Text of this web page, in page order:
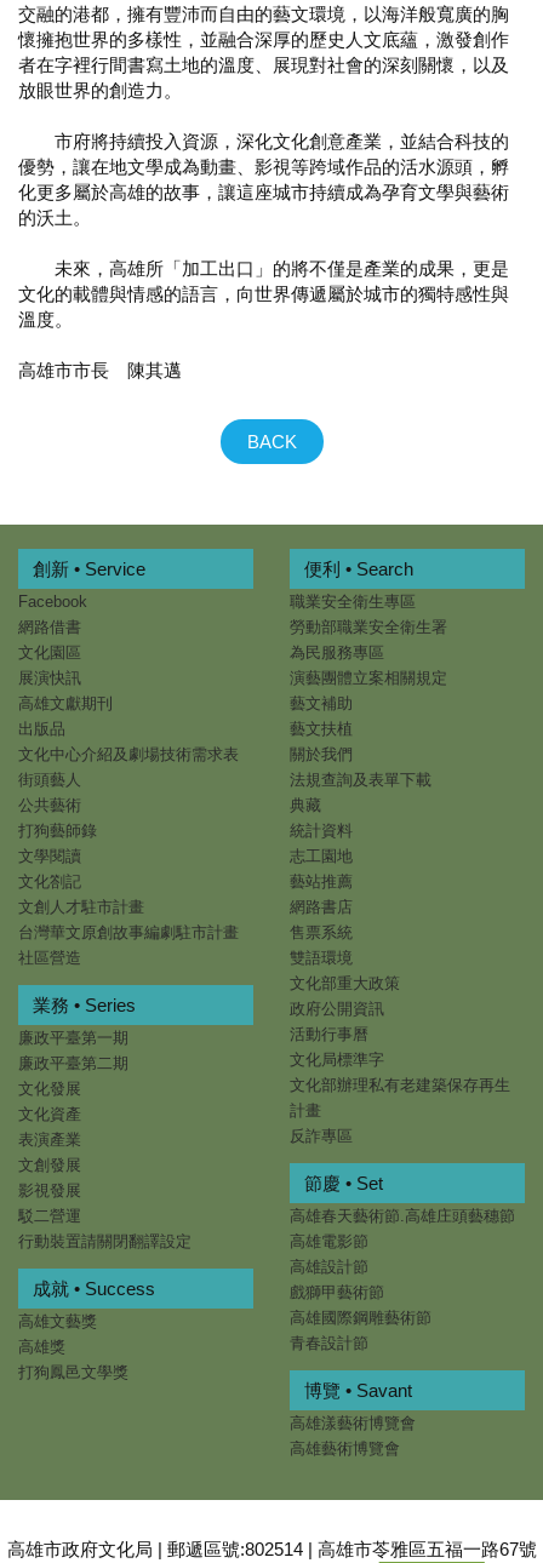
交融的港都，擁有豐沛而自由的藝文環境，以海洋般寬廣的胸
懷擁抱世界的多樣性，並融合深厚的歷史人文底蘊，激發創作
者在字裡行間書寫土地的溫度、展現對社會的深刻關懷，以及
放眼世界的創造力。
市府將持續投入資源，深化文化創意產業，並結合科技的
優勢，讓在地文學成為動畫、影視等跨域作品的活水源頭，孵
化更多屬於高雄的故事，讓這座城市持續成為孕育文學與藝術
的沃土。
未來，高雄所「加工出口」的將不僅是產業的成果，更是
文化的載體與情感的語言，向世界傳遞屬於城市的獨特感性與
溫度。
高雄市市長 陳其邁
BACK
創新 • Service
Facebook
網路借書
文化園區
展演快訊
高雄文獻期刊
出版品
文化中心介紹及劇場技術需求表
街頭藝人
公共藝術
打狗藝師錄
文學閱讀
文化劄記
文創人才駐市計畫
台灣華文原創故事編劇駐市計畫
社區營造
便利 • Search
職業安全衛生專區
勞動部職業安全衛生署
為民服務專區
演藝團體立案相關規定
藝文補助
藝文扶植
關於我們
法規查詢及表單下載
典藏
統計資料
志工園地
藝站推薦
網路書店
售票系統
雙語環境
文化部重大政策
政府公開資訊
活動行事曆
文化局標準字
文化部辦理私有老建築保存再生
計畫
反詐專區
業務 • Series
廉政平臺第一期
廉政平臺第二期
文化發展
文化資產
表演產業
文創發展
影視發展
駁二營運
行動裝置請關閉翻譯設定
節慶 • Set
高雄春天藝術節.高雄庄頭藝穗節
高雄電影節
高雄設計節
戲獅甲藝術節
高雄國際鋼雕藝術節
青春設計節
成就 • Success
高雄文藝獎
高雄獎
打狗鳳邑文學獎
博覽 • Savant
高雄漾藝術博覽會
高雄藝術博覽會
高雄市政府文化局 | 郵遞區號:802514 | 高雄市苓雅區五福一路67號